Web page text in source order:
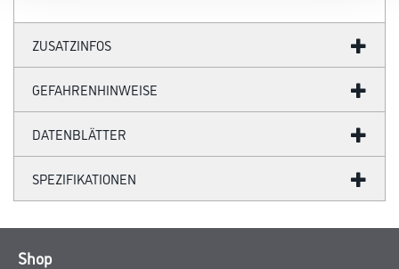
ZUSATZINFOS
GEFAHRENHINWEISE
DATENBLÄTTER
SPEZIFIKATIONEN
Shop